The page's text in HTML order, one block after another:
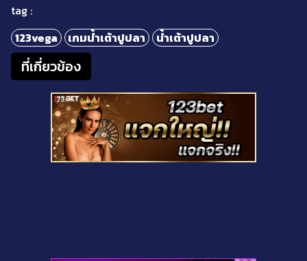
tag :
123vega
เกมน้ำเต้าปูปลา น้ำเต้าปูปลา
ที่เกี่ยวข้อง